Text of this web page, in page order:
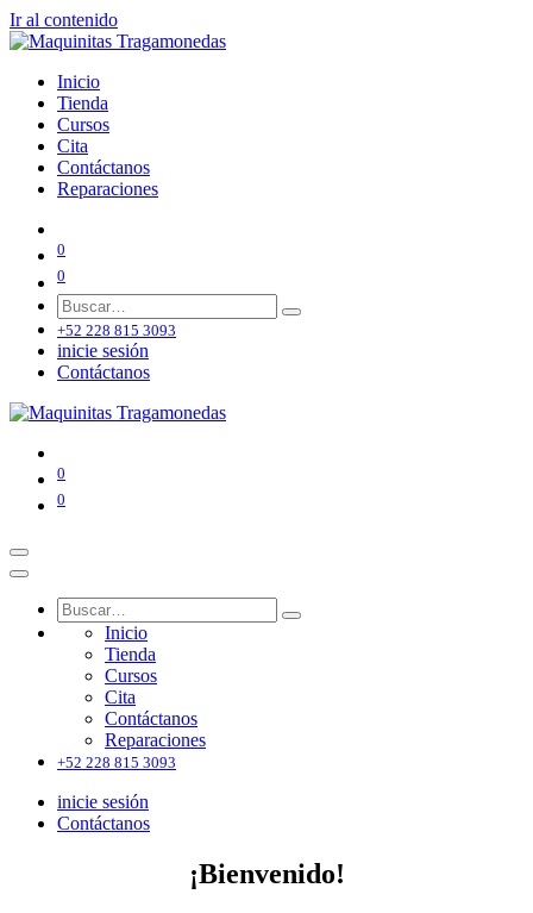
Ir al contenido
Inicio
Tienda
Cursos
Cita
Contáctanos
Reparaciones
0
0
+52 228 815 3093
inicie sesión
Contáctanos
0
0
Inicio
Tienda
Cursos
Cita
Contáctanos
Reparaciones
+52 228 815 3093
inicie sesión
Contáctanos
¡Bienvenido!